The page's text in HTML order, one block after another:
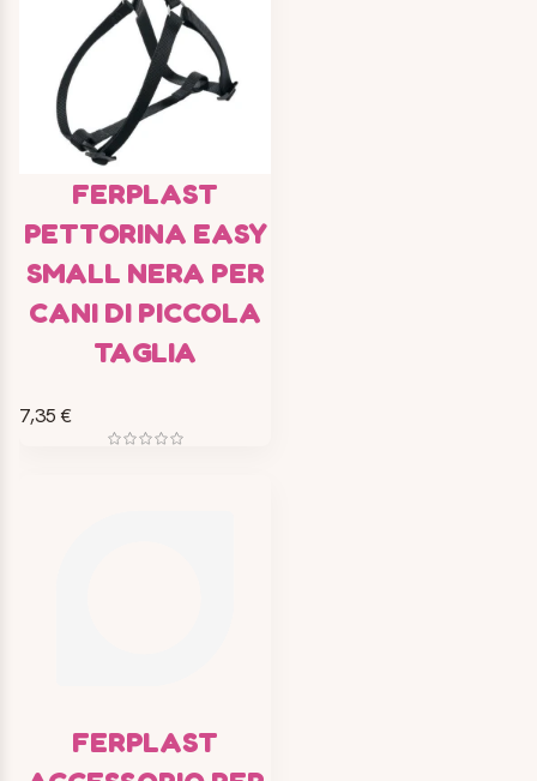
FERPLAST
PETTORINA EASY
SMALL NERA PER
CANI DI PICCOLA
TAGLIA
7,35 €
FERPLAST